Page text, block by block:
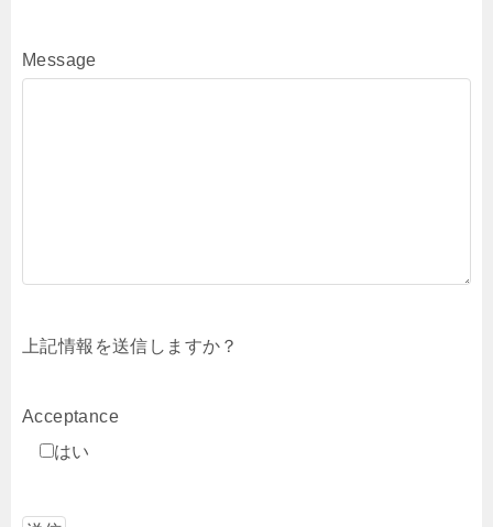
Message
上記情報を送信しますか？
Acceptance
はい